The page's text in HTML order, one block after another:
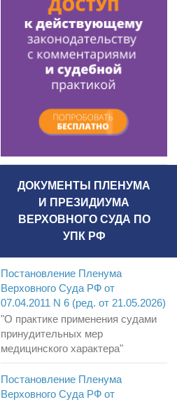
ДОКУМЕНТЫ ПЛЕНУМА
И ПРЕЗИДИУМА
ВЕРХОВНОГО СУДА ПО
УПК РФ
Постановление Пленума
Верховного Суда РФ от
07.04.2011 N 6 (ред. от 21.05.2026)
"О практике применения судами
принудительных мер
медицинского характера"
Постановление Пленума
Верховного Суда РФ от